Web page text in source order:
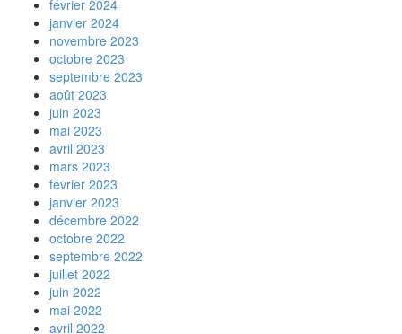
février 2024
janvier 2024
novembre 2023
octobre 2023
septembre 2023
août 2023
juin 2023
mai 2023
avril 2023
mars 2023
février 2023
janvier 2023
décembre 2022
octobre 2022
septembre 2022
juillet 2022
juin 2022
mai 2022
avril 2022